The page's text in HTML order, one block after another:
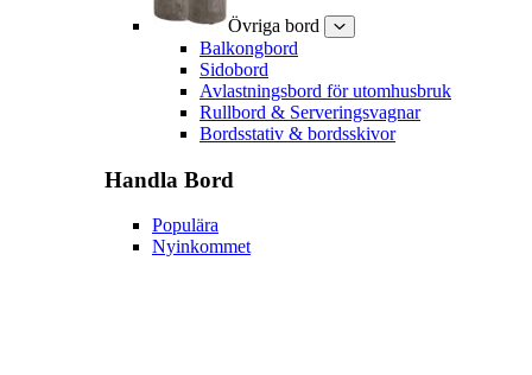
Övriga bord
Balkongbord
Sidobord
Avlastningsbord för utomhusbruk
Rullbord & Serveringsvagnar
Bordsstativ & bordsskivor
Handla Bord
Populära
Nyinkommet